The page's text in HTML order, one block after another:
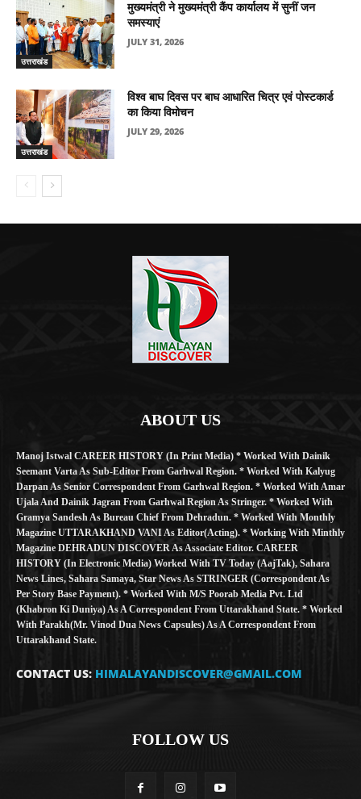
उत्तराखंड
मुख्यमंत्री ने मुख्यमंत्री कैंप कार्यालय में सुनीं जन
समस्याएं
JULY 31, 2026
उत्तराखंड
विश्व बाघ दिवस पर बाघ आधारित चित्र एवं पोस्टकार्ड
का किया विमोचन
JULY 29, 2026
ABOUT US
Manoj Istwal CAREER HISTORY (in Print Media) * Worked With Dainik
Seemant Varta As Sub-Editor From Garhwal Region. * Worked With Kalyug
Darpan As Senior Correspondent From Garhwal Region. * Worked With Amar
Ujala And Dainik Jagran From Garhwal Region As Stringer. * Worked With
Gramya Sandesh As Bureau Chief From Dehradun. * Worked With Monthly
Magazine UTTARAKHAND VANI As Editor(Acting). * Working With Minthly
Magazine DEHRADUN DISCOVER As Associate Editor. CAREER
HISTORY (in Electronic Media) Worked With TV Today (AajTak), Sahara
News Lines, Sahara Samaya, Star News As STRINGER (Correspondent As
Per Story Base Payment). * Worked With M/S Poorab Media Pvt. Ltd
(Khabron Ki Duniya) As A Correspondent From Uttarakhand State. * Worked
With Parakh(Mr. Vinod Dua News Capsules) As A Correspondent From
Uttarakhand State.
CONTACT US: HIMALAYANDISCOVER@GMAIL.COM
FOLLOW US